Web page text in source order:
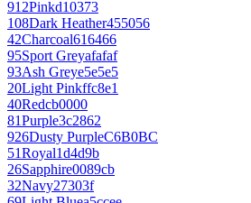
912Pinkd10373
108Dark Heather455056
42Charcoal616466
95Sport Greyafafaf
93Ash Greye5e5e5
20Light Pinkffc8e1
40Redcb0000
81Purple3c2862
926Dusty PurpleC6B0BC
51Royal1d4d9b
26Sapphire0089cb
32Navy27303f